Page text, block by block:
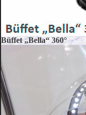
Büffet „Bella“ 360°